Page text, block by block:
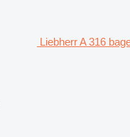
Liebherr A 316